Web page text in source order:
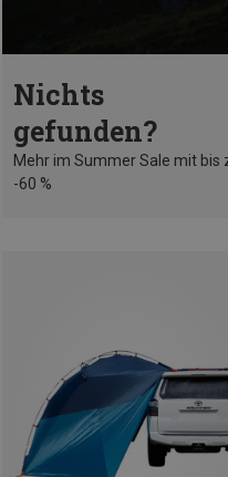
Nichts
gefunden?
Mehr im Summer Sale mit bis
-60 %